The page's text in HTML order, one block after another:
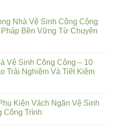
Nhà Vệ Sinh Công Cộng
Bền Vững Từ Chuyên
Vệ Sinh Công Cộng – 10
Trải Nghiệm Và Tiết Kiệm
Kiện Vách Ngăn Vệ Sinh
Công Trình